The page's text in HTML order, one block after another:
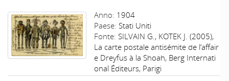
Anno: 1904
Paese: Stati Uniti
Fonte: SILVAIN G., KOTEK J. (2005),
La carte postale antisémite de l’affair
e Dreyfus à la Shoah, Berg Internati
onal Éditeurs, Parigi